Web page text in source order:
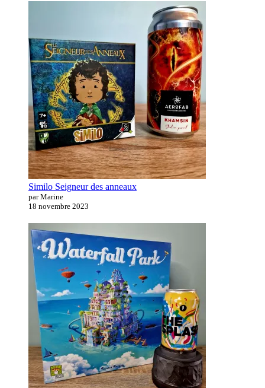
Similo Seigneur des anneaux
par Marine
18 novembre 2023